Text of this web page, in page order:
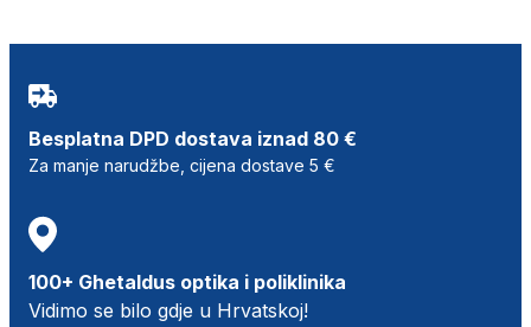
Besplatna DPD dostava iznad 80 €
Za manje narudžbe, cijena dostave 5 €
100+ Ghetaldus optika i poliklinika
Vidimo se bilo gdje u Hrvatskoj!